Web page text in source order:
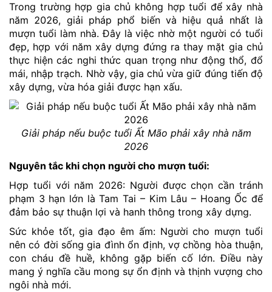
Trong trường hợp gia chủ không hợp tuổi để xây nhà
năm 2026, giải pháp phổ biến và hiệu quả nhất là
mượn tuổi làm nhà. Đây là việc nhờ một người có tuổi
đẹp, hợp với năm xây dựng đứng ra thay mặt gia chủ
thực hiện các nghi thức quan trọng như động thổ, đổ
mái, nhập trạch. Nhờ vậy, gia chủ vừa giữ đúng tiến độ
xây dựng, vừa hóa giải được hạn xấu.
Giải pháp nếu buộc tuổi Ất Mão phải xây nhà năm
2026
Nguyên tắc khi chọn người cho mượn tuổi:
Hợp tuổi với năm 2026: Người được chọn cần tránh
phạm 3 hạn lớn là Tam Tai – Kim Lâu – Hoang Ốc để
đảm bảo sự thuận lợi và hanh thông trong xây dựng.
Sức khỏe tốt, gia đạo êm ấm: Người cho mượn tuổi
nên có đời sống gia đình ổn định, vợ chồng hòa thuận,
con cháu đề huề, không gặp biến cố lớn. Điều này
mang ý nghĩa cầu mong sự ổn định và thịnh vượng cho
ngôi nhà mới.